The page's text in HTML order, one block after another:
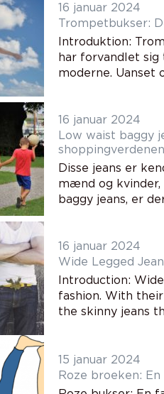
16 januar 2024
Trompetbukser:
Introduktion:
har forvandlet
moderne. Uanset
16 januar 2024
Low waist baggy
shoppingverdenen
Disse jeans er
mænd og
baggy jeans, er
16 januar 2024
Wide Legged
Introduction:
fashion. With
the skinny jeans
15 januar 2024
Roze broeken: